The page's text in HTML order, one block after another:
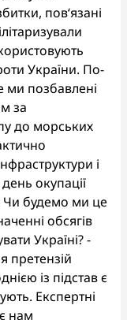
пов‘язані
України. По-
ми позбавлені
за
до морських
і
окупації
Чи будемо ми це
обсягів
Україні? -
претензій
із підстав є
Експертні
нам